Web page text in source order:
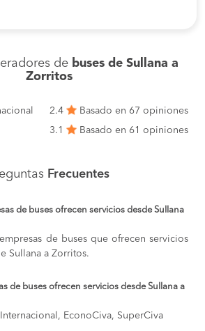
de buses de Sullana a
Zorritos
2.4
Basado en 67 opiniones
3.1 Basado en 61 opiniones
Frecuentes
de buses ofrecen servicios desde Sullana
de buses que ofrecen servicios
Sullana a Zorritos.
de buses ofrecen servicios desde Sullana a
Internacional, EconoCiva, SuperCiva